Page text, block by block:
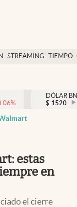
STREAMING TIEMPO
México
%
DÓLAR
$ 1520
estas
en
el cierre